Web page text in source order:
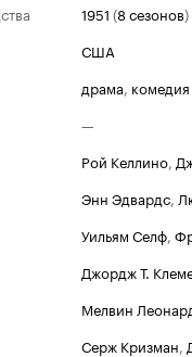
1951 (8 сезонов)
США
драма, комедия
—
Рой Келлино,
Энн Эдвардс,
Уильям Селф,
Джордж Т.
Мелвин
Серж Кризман,